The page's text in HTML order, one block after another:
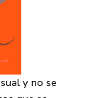
y no se